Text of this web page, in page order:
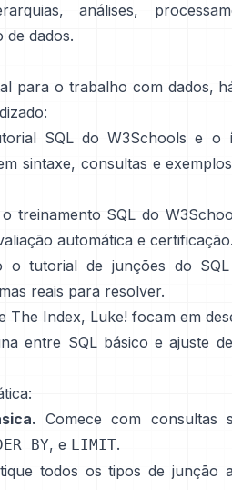
análises,
dados.
para o trabalho com dados,
SQL do W3Schools e o
sintaxe, consultas e
treinamento SQL do
automática e
o tutorial de junções do
reais para resolver.
The Index, Luke! focam em
entre SQL básico e ajuste
Comece com consultas
BY, e LIMIT.
todos os tipos de junção